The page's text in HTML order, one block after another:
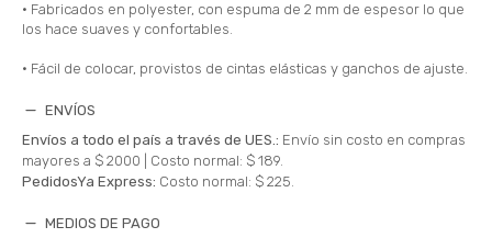
• Fabricados en polyester, con espuma de 2 mm de espesor lo que
los hace suaves y confortables.
• Fácil de colocar, provistos de cintas elásticas y ganchos de ajuste.
ENVÍOS
Envíos a todo el país a través de UES.: Envío sin costo en compras
mayores a $ 2000 | Costo normal: $ 189.
PedidosYa Express: Costo normal: $ 225.
MEDIOS DE PAGO